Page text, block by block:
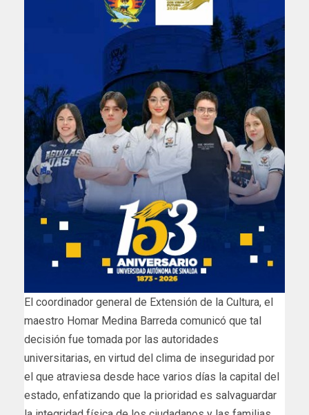
El coordinador general de Extensión de la Cultura, el
maestro Homar Medina Barreda comunicó que tal
decisión fue tomada por las autoridades
universitarias, en virtud del clima de inseguridad por
el que atraviesa desde hace varios días la capital del
estado, enfatizando que la prioridad es salvaguardar